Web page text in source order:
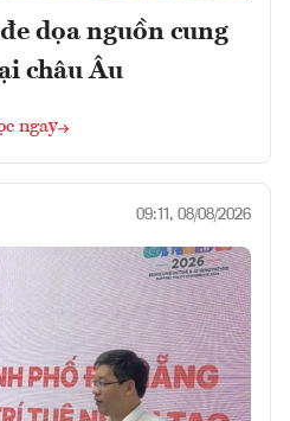
dọa nguồn cung
châu Âu
ngay
09:11, 08/08/2026